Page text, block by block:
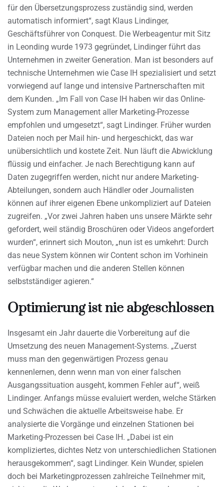
für den Übersetzungsprozess zuständig sind, werden
automatisch informiert“, sagt Klaus Lindinger,
Geschäftsführer von Conquest. Die Werbeagentur mit Sitz
in Leonding wurde 1973 gegründet, Lindinger führt das
Unternehmen in zweiter Generation. Man ist besonders auf
technische Unternehmen wie Case IH spezialisiert und setzt
vorwiegend auf lange und intensive Partnerschaften mit
dem Kunden. „Im Fall von Case IH haben wir das Online-
System zum Management aller Marketing-Prozesse
empfohlen und umgesetzt“, sagt Lindinger. Früher wurden
Dateien noch per Mail hin- und hergeschickt, das war
unübersichtlich und kostete Zeit. Nun läuft die Abwicklung
flüssig und einfacher. Je nach Berechtigung kann auf
Daten zugegriffen werden, nicht nur andere Marketing-
Abteilungen, sondern auch Händler oder Journalisten
können auf ihrer eigenen Ebene unkompliziert auf Dateien
zugreifen. „Vor zwei Jahren haben uns unsere Märkte sehr
gefordert, weil ständig Broschüren oder Videos angefordert
wurden“, erinnert sich Mouton, „nun ist es umkehrt: Durch
das neue System können wir Content schon im Vorhinein
verfügbar machen und die anderen Stellen können
selbstständiger agieren.“
Optimierung ist nie abgeschlossen
Insgesamt ein Jahr dauerte die Vorbereitung auf die
Umsetzung des neuen Management-Systems. „Zuerst
muss man den gegenwärtigen Prozess genau
kennenlernen, denn wenn man von einer falschen
Ausgangssituation ausgeht, kommen Fehler auf“, weiß
Lindinger. Anfangs müsse evaluiert werden, welche Stärken
und Schwächen die aktuelle Arbeitsweise habe. Er
analysierte die Vorgänge und einzelnen Stationen bei
Marketing-Prozessen bei Case IH. „Dabei ist ein
kompliziertes, dichtes Netz von unterschiedlichen Stationen
herausgekommen“, sagt Lindinger. Kein Wunder, spielen
doch bei Marketingprozessen zahlreiche Teilnehmer mit,